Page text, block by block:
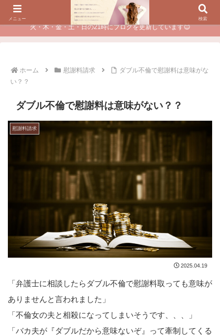
夫に不倫されたつらい経験が、あなたのチャンスに変わるカウンセリング
火・木・金・土・日の21時にブログを更新しています😊
ホーム 慰謝料請求
ダブル不倫で慰謝料は意味がな
い？？
ダブル不倫で慰謝料は意味がない？？
慰謝料請求
2025.04.19
「弁護士に相談したらダブル不倫で慰謝料取っても意味が
ありませんと言われました」
「不倫女の夫と相殺になってしまいそうです、、、」
「バカ夫が『ダブルだから意味ないぞ』って牽制してくる
メニュー 検索